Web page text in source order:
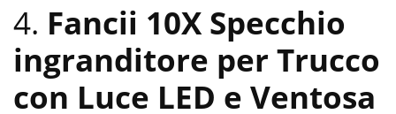
4. Fancii 10X Specchio
ingranditore per Trucco
con Luce LED e Ventosa